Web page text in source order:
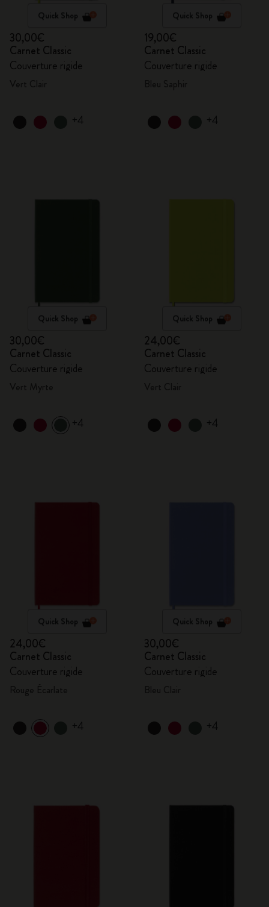
Quick Shop
30,00€
Carnet Classic
Couverture rigide
+4
Quick Shop
19,00€
Carnet Classic
Couverture rigide
+4
Quick Shop
30,00€
Carnet Classic
Couverture rigide
+4
Quick Shop
24,00€
Carnet Classic
Couverture rigide
+4
Quick Shop
24,00€
Carnet Classic
Couverture rigide
+4
Quick Shop
30,00€
Carnet Classic
Couverture rigide
+4